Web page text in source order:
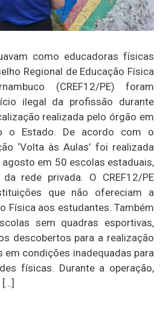
como educadoras físicas
Regional de Educação Física
(CREF12/PE) foram
ilegal da profissão durante
realizada pelo órgão em
o Estado. De acordo com o
‘Volta às Aulas’ foi realizada
em 50 escolas estaduais,
rede privada. O CREF12/PE
que não ofereciam a
Física aos estudantes. Também
sem quadras esportivas,
descobertos para a realização
em condições inadequadas para
físicas. Durante a operação,